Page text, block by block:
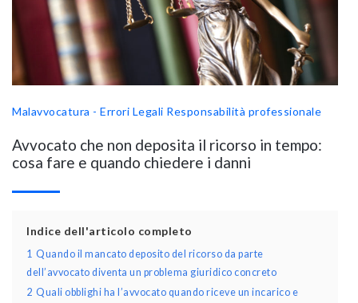
Malavvocatura - Errori Legali Responsabilità professionale
Avvocato che non deposita il ricorso in tempo:
cosa fare e quando chiedere i danni
Indice dell'articolo completo
1 Quando il mancato deposito del ricorso da parte
dell’avvocato diventa un problema giuridico concreto
2 Quali obblighi ha l’avvocato quando riceve un incarico e